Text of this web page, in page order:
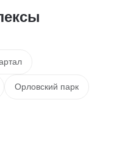
Орловский парк